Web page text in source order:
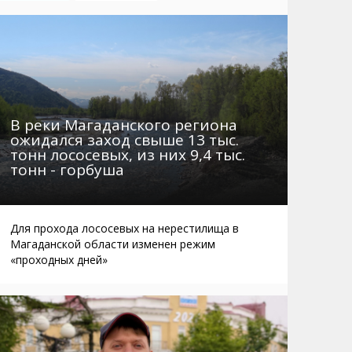
Автобусы Магадан – Аэропорт
Таблица приливов отливов
Не мусорить
Браконьеры
В реки Магаданского региона
ожидался заход свыше 13 тыс.
тонн лососевых, из них 9,4 тыс.
тонн - горбуша
Для прохода лососевых на нерестилища в
Магаданской области изменен режим
«проходных дней»